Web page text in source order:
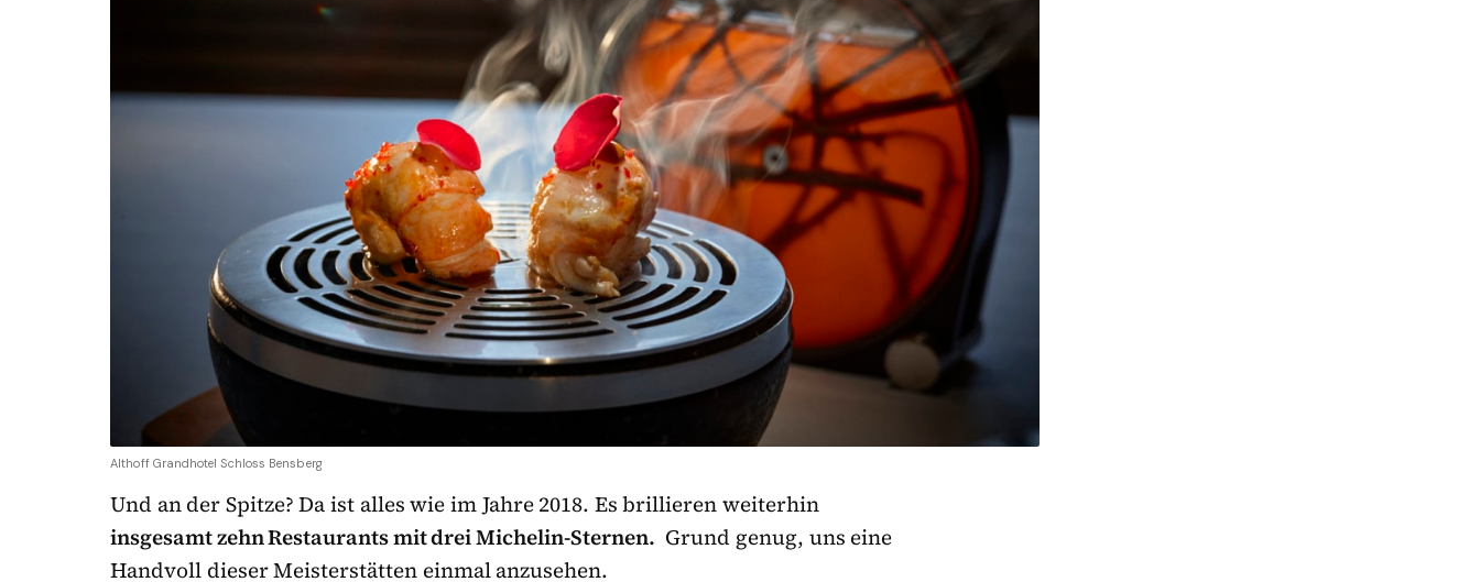
Althoff Grandhotel Schloss Bensberg
Und an der Spitze? Da ist alles wie im Jahre 2018. Es brillieren weiterhin
insgesamt zehn Restaurants mit drei Michelin-Sternen. Grund genug, uns eine
Handvoll dieser Meisterstätten einmal anzusehen.